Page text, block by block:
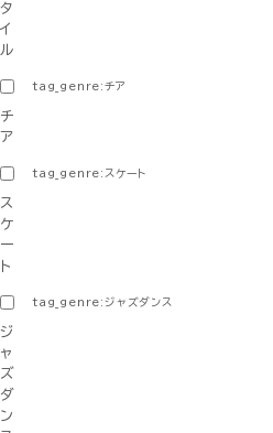
タ
イ
ル
tag_genre:チア
チ
ア
tag_genre:スケート
ス
ケ
ー
ト
tag_genre:ジャズダンス
ジ
ャ
ズ
ダ
ン